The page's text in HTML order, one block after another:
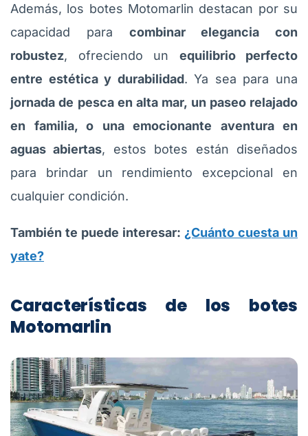
Además, los botes Motomarlin destacan por su
capacidad para combinar elegancia con
robustez, ofreciendo un equilibrio perfecto
entre estética y durabilidad. Ya sea para una
jornada de pesca en alta mar, un paseo relajado
en familia, o una emocionante aventura en
aguas abiertas, estos botes están diseñados
para brindar un rendimiento excepcional en
cualquier condición.
También te puede interesar: ¿Cuánto cuesta un
yate?
Características de los botes
Motomarlin